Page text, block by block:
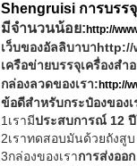
Shengruisi การบรร
มีจํานวนน้อย: http://
เว็บของอัลลิบาบาhttp://
เครือข่ายบรรจุเครื่องสํา
กล่องลวดของเรา: http://
ข้อดีสําหรับกระป๋องของเ
1เรามีประสบการณ์ 12 ปี
2เราทดสอบมันด้วยถังสู
3กล่องของเราการส่งออ